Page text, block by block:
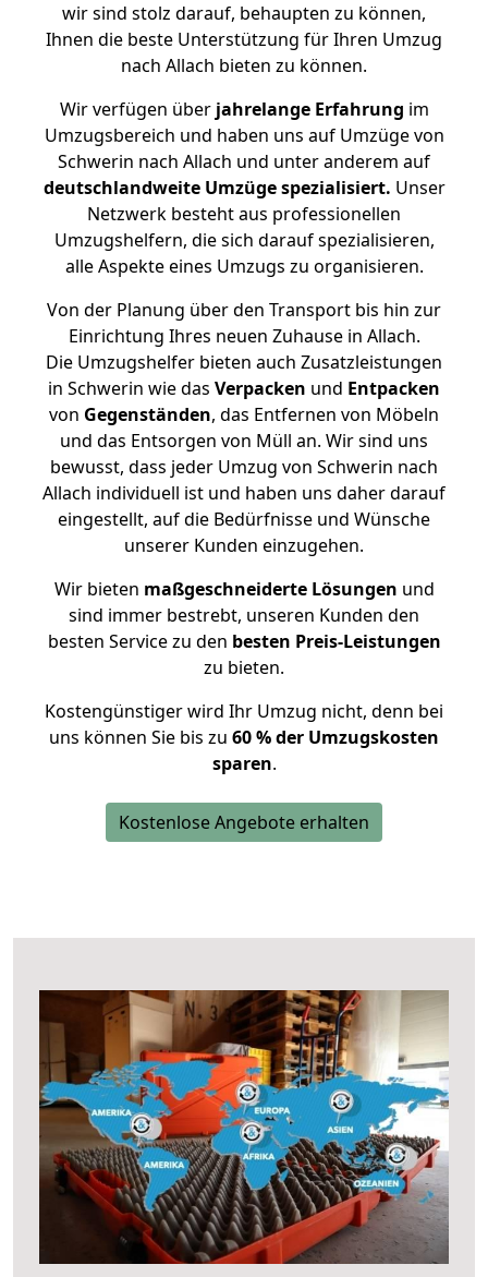
wir sind stolz darauf, behaupten zu können,
Ihnen die beste Unterstützung für Ihren Umzug
nach Allach bieten zu können.
Wir verfügen überjahrelange Erfahrung im
Umzugsbereich und haben uns auf Umzüge von
Schwerin nach Allach und unter anderem auf
deutschlandweite Umzüge spezialisiert. Unser
Netzwerk besteht aus professionellen
Umzugshelfern, die sich darauf spezialisieren,
alle Aspekte eines Umzugs zu organisieren.
Von der Planung über den Transport bis hin zur
Einrichtung Ihres neuen Zuhause in Allach.
Die Umzugshelfer bieten auch Zusatzleistungen
in Schwerin wie das Verpacken und Entpacken
von Gegenständen, das Entfernen von Möbeln
und das Entsorgen von Müll an. Wir sind uns
bewusst, dass jeder Umzug von Schwerin nach
Allach individuell ist und haben uns daher darauf
eingestellt, auf die Bedürfnisse und Wünsche
unserer Kunden einzugehen.
Wir bieten maßgeschneiderte Lösungen und
sind immer bestrebt, unseren Kunden den
besten Service zu den besten Preis-Leistungen
zu bieten.
Kostengünstiger wird Ihr Umzug nicht, denn bei
uns können Sie bis zu 60 % der Umzugskosten
sparen.
Kostenlose Angebote erhalten